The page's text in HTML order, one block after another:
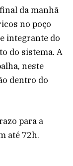
da manhã
no poço
integrante do
do sistema. A
neste
dentro do
para a
até 72h.